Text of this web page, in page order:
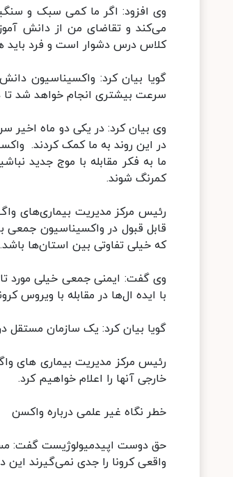
وی افزود: اگر ما کمی سبک و
می‌کند و تقاضای من از دانش
کلاس درس دشوار است و فرد باید
گویا بیان کرد: واکسیناسیون
سرعت بیشتری انجام خواهد شد تا
وی بیان کرد: در یکی دو ماه اخیر
در این روند به ما کمک کردند.
ما به فکر مقابله با موج جدید
کمرنگ شوند.
رئیس مرکز مدیریت بیماری‌های
قابل قبول در واکسیناسیون
که خیلی تفاوتی بین استان‌ها باشد.
وی گفت: ایمنی جمعی خیلی مورد
با ایده ال‌ها در مقابله با ویروس
گویا بیان کرد: یک سازمان مستقل
رئیس مرکز مدیریت بیماری های
خارجی آنها را اعلام خواهیم کرد.
خطر نگاه غیر علمی درباره واکسن
حق دوست اپیدمیولوژیست گفت:
واقعی کرونا را جدی نمی‌گیرند این درحالیست